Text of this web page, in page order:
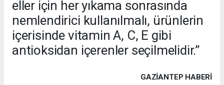
eller için her yıkama sonrasında
nemlendirici kullanılmalı, ürünlerin
içerisinde vitamin A, C, E gibi
antioksidan içerenler seçilmelidir.”
GAZIANTEP HABERİ